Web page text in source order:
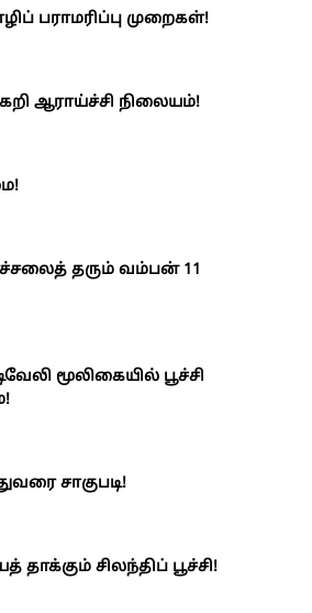
பராமரிப்பு முறைகள்!
ஆராய்ச்சி நிலையம்!
தரும் வம்பன் 11
மூலிகையில் பூச்சி
சாகுபடி!
சிலந்திப் பூச்சி!